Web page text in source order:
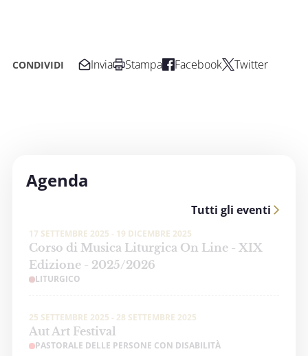
CONDIVIDI Invia Stampa Facebook Twitter
Agenda
Tutti gli eventi
17 SETTEMBRE 2025 - 19 DICEMBRE 2025
Corso di Musica Liturgica On Line - XIX
Edizione - 2025/2026
LITURGICO
25 SETTEMBRE 2025 - 28 SETTEMBRE 2025
Aut Art Festival
PASTORALE DELLE PERSONE CON DISABILITÀ